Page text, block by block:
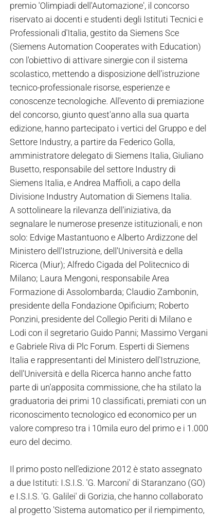
premio 'Olimpiadi dell'Automazione', il concorso
riservato ai docenti e studenti degli Istituti Tecnici e
Professionali d'Italia, gestito da Siemens Sce
(Siemens Automation Cooperates with Education)
con l'obiettivo di attivare sinergie con il sistema
scolastico, mettendo a disposizione dell'istruzione
tecnico-professionale risorse, esperienze e
conoscenze tecnologiche. All'evento di premiazione
del concorso, giunto quest'anno alla sua quarta
edizione, hanno partecipato i vertici del Gruppo e del
Settore Industry, a partire da Federico Golla,
amministratore delegato di Siemens Italia, Giuliano
Busetto, responsabile del settore Industry di
Siemens Italia, e Andrea Maffioli, a capo della
Divisione Industry Automation di Siemens Italia.
A sottolineare la rilevanza dell'iniziativa, da
segnalare le numerose presenze istituzionali, e non
solo: Edvige Mastantuono e Alberto Ardizzone del
Ministero dell'Istruzione, dell'Università e della
Ricerca (Miur); Alfredo Cigada del Politecnico di
Milano; Laura Mengoni, responsabile Area
Formazione di Assolombarda; Claudio Zambonin,
presidente della Fondazione Opificium; Roberto
Ponzini, presidente del Collegio Periti di Milano e
Lodi con il segretario Guido Panni; Massimo Vergani
e Gabriele Riva di Plc Forum. Esperti di Siemens
Italia e rappresentanti del Ministero dell'Istruzione,
dell'Università e della Ricerca hanno anche fatto
parte di un'apposita commissione, che ha stilato la
graduatoria dei primi 10 classificati, premiati con un
riconoscimento tecnologico ed economico per un
valore compreso tra i 10mila euro del primo e i 1.000
euro del decimo.
Il primo posto nell'edizione 2012 è stato assegnato
a due Istituti: I.S.I.S. 'G. Marconi' di Staranzano (GO)
e I.S.I.S. 'G. Galilei' di Gorizia, che hanno collaborato
al progetto 'Sistema automatico per il riempimento,